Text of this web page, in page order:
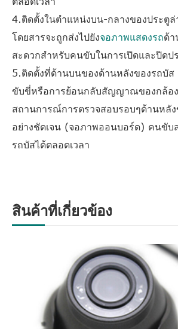
4.ติดตั้งในตำแหน่งบน-กลางของประตู
โดยสารจะถูกส่งไปยังจอภาพแสดงรถด้
สะดวกสำหรับคนขับในการเปิดและปิดป
5.ติดตั้งที่ด้านบนของด้านหลังของรถบัส
ขับขี่หรือการย้อนกลับสัญญาณของกล้อง
สถานการณ์การตรวจสอบรอบๆด้านหลั
อย่างชัดเจน (จอภาพออนบอร์ด) คนขับ
รถบัสได้ตลอดเวลา
สินค้าที่เกี่ยวข้อง